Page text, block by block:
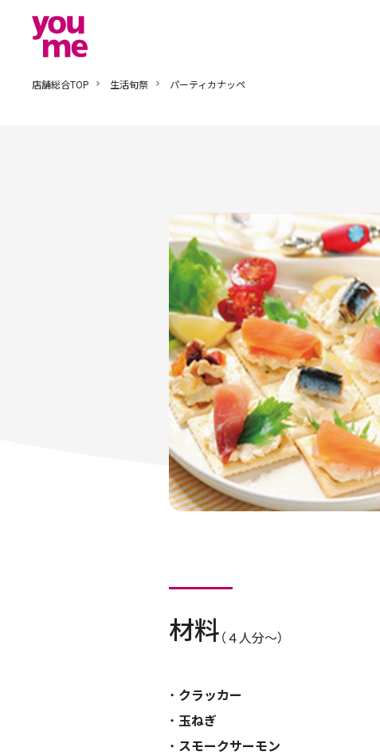
店舗総合TOP 生活旬祭 パーティカナッペ
材料 （４人分～）
クラッカー
玉ねぎ
スモークサーモン